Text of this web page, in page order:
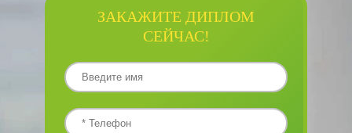
ЗАКАЖИТЕ ДИПЛОМ
СЕЙЧАС!